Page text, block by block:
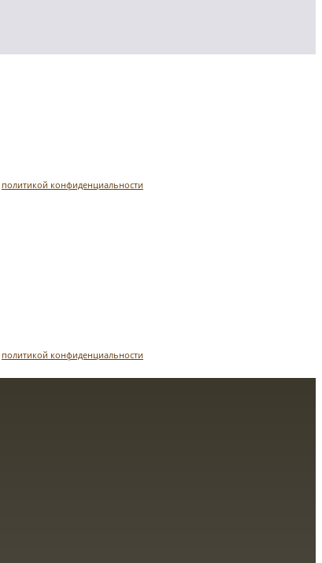
политикой конфиденциальности
политикой конфиденциальности